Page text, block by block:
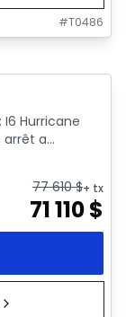
#T0486
Hurricane
a...
77 610$+ tx
71 110$